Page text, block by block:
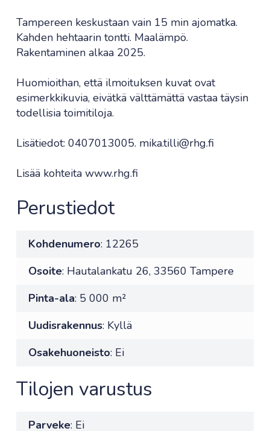
Tampereen keskustaan vain 15 min ajomatka.
Kahden hehtaarin tontti. Maalämpö.
Rakentaminen alkaa 2025.
Huomioithan, että ilmoituksen kuvat ovat
esimerkkikuvia, eivätkä välttämättä vastaa täysin
todellisia toimitiloja.
Lisätiedot: 0407013005. mika.tilli@rhg.fi
Lisää kohteita www.rhg.fi
Perustiedot
Kohdenumero: 12265
Osoite: Hautalankatu 26, 33560 Tampere
Pinta-ala: 5 000 m²
Uudisrakennus: Kyllä
Osakehuoneisto: Ei
Tilojen varustus
Parveke: Ei